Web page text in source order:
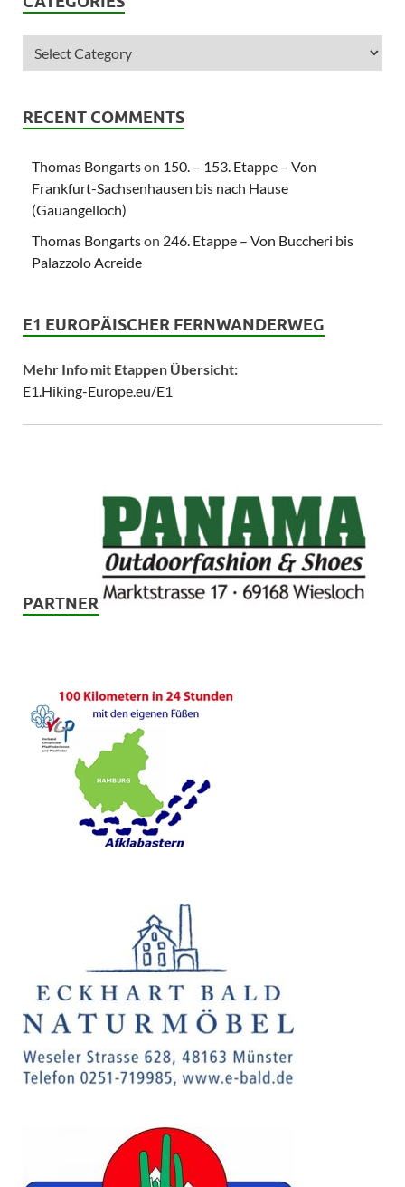
RECENT COMMENTS
Thomas Bongartson 150. – 153. Etappe – Von
Frankfurt-Sachsenhausen bis nach Hause
(Gauangelloch)
Thomas Bongartson 246. Etappe – Von Buccheri bis
Palazzolo Acreide
E1 EUROPÄISCHER FERNWANDERWEG
Mehr Info mit Etappen Übersicht:
E1.Hiking-Europe.eu/E1
PARTNER